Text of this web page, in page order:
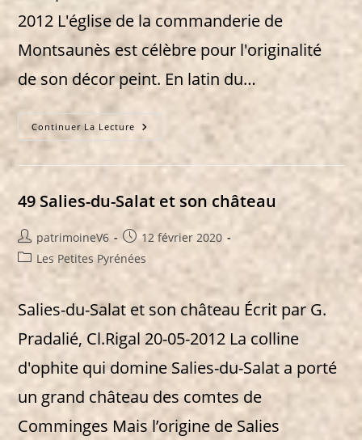
2012 L'église de la commanderie de
Montsaunès est célèbre pour l'originalité
de son décor peint. En latin du…
Continuer La Lecture 50
Montsaunès
Commanderie
L’église
49 Salies-du-Salat et son château
Auteur/autrice
de
patrimoineV6
Publication
publiée :
12 février 2020
Post
category:
Les Petites Pyrénées
Salies-du-Salat et son château Écrit par G.
Pradalié, Cl.Rigal 20-05-2012 La colline
d'ophite qui domine Salies-du-Salat a porté
un grand château des comtes de
Comminges Mais l’origine de Salies